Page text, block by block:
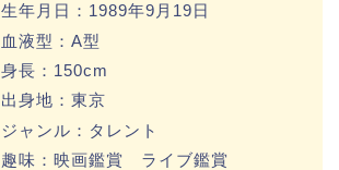
生年月日：1989年9月19日
血液型：A型
身長：150cm
出身地：東京
ジャンル：タレント
趣味：映画鑑賞 ライブ鑑賞